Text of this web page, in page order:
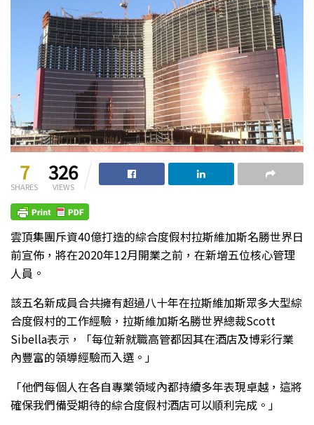
7
SHARES
326
VIEWS
雲頂集團斥資40億打造的綜合度假村拉斯維加斯名勝世界日
前宣佈，將在2020年12月開業之前，在新增五位核心管理
人員。
該五名新成員合共擁有超過八十年在拉斯維加斯眾多大型綜
合度假村的工作經驗，拉斯維加斯名勝世界總裁Scott
Sibella表示，「每位新就職高管都因其在酒店及博彩行業
內豐富的領導經驗而入選。」
「他們每個人在各自專業領域內都持續多年表現卓越，這將
確保我們備受期待的綜合度假村酒店可以順利完成。」